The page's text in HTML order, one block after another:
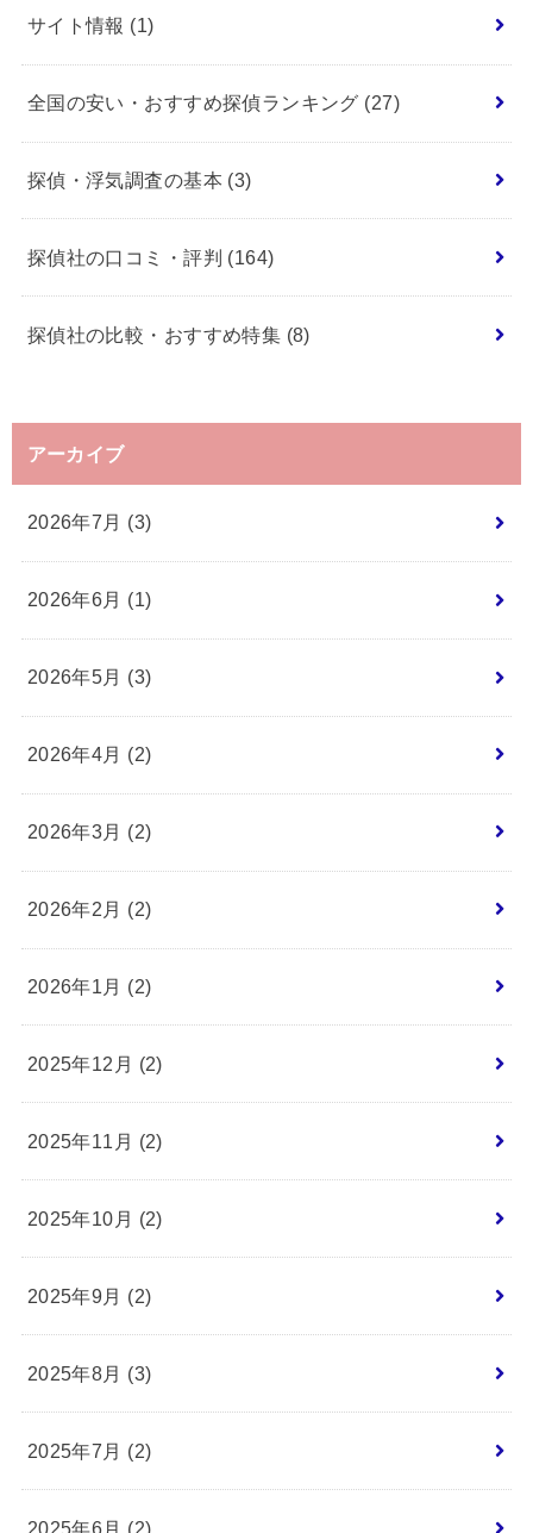
サイト情報 (1)
全国の安い・おすすめ探偵ランキング (27)
探偵・浮気調査の基本 (3)
探偵社の口コミ・評判 (164)
探偵社の比較・おすすめ特集 (8)
アーカイブ
2026年7月 (3)
2026年6月 (1)
2026年5月 (3)
2026年4月 (2)
2026年3月 (2)
2026年2月 (2)
2026年1月 (2)
2025年12月 (2)
2025年11月 (2)
2025年10月 (2)
2025年9月 (2)
2025年8月 (3)
2025年7月 (2)
2025年6月 (2)